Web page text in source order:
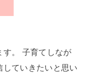
す。 子育てしなが
していきたいと思い